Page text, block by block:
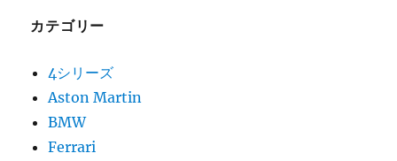
カテゴリー
4シリーズ
Aston Martin
BMW
Ferrari